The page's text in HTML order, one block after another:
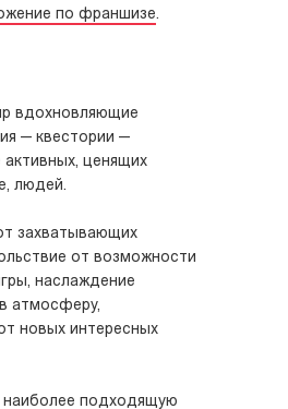
по франшизе.
вдохновляющие
— квестории —
ценящих
людей.
захватывающих
от возможности
наслаждение
атмосферу,
новых интересных
подходящую